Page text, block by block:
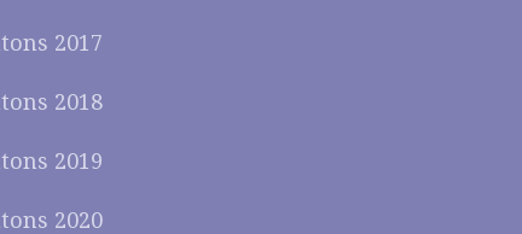
2017
2018
2019
2020